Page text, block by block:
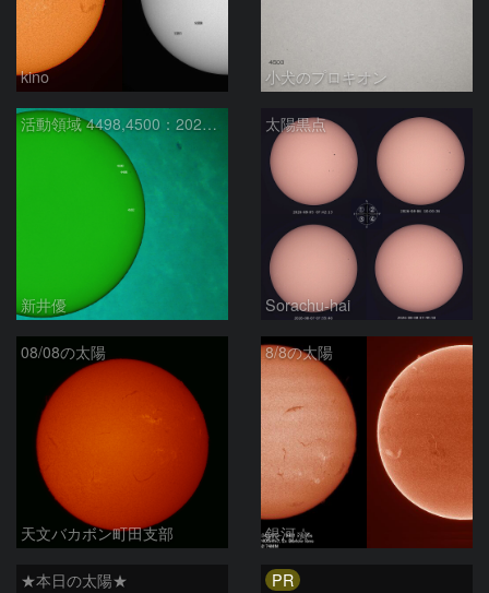
kino 小犬のプロキオン
活動領域 4498,4500：2026/08/08
新井優
太陽黒点
Sorachu-hai
08/08の太陽
天文バカボン町田支部
8/8の太陽
銀河☆
★本日の太陽★ PR